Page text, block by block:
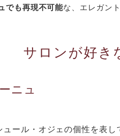
でも再現不可能な、エレガン
サロンが好き
ニュ
ュール・オジェの個性を表